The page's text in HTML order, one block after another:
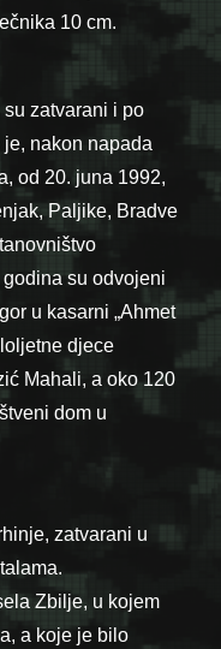
10 cm.
zatvarani i po
nakon napada
od 20. juna 1992,
Paljike, Bradve
su odvojeni
u kasarni „Ahmet
djece
Mahali, a oko 120
dom u
zatvarani u
Zbilje, u kojem
a koje je bilo